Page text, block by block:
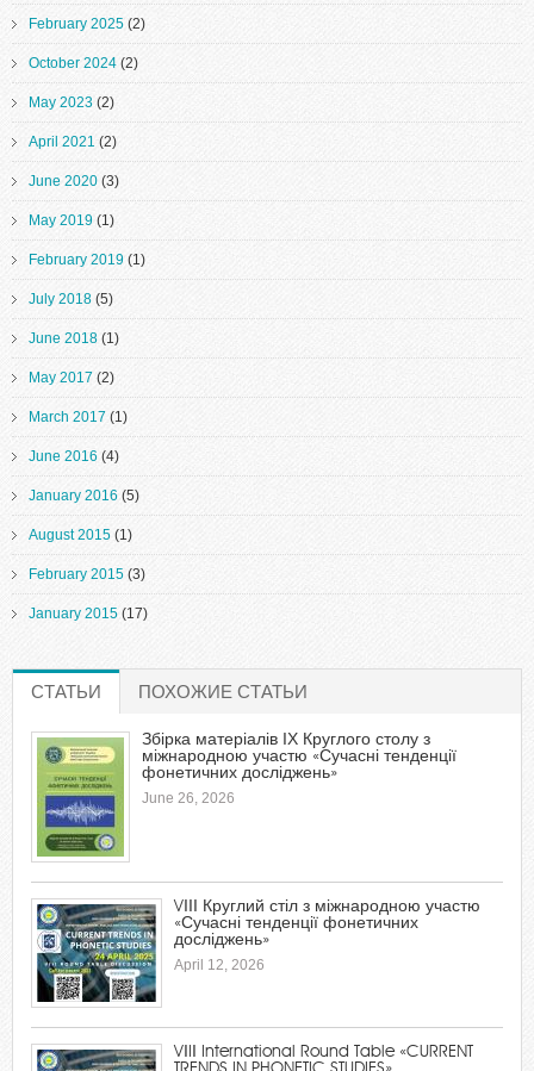
February 2025 (2)
October 2024 (2)
May 2023 (2)
April 2021 (2)
June 2020 (3)
May 2019 (1)
February 2019 (1)
July 2018 (5)
June 2018 (1)
May 2017 (2)
March 2017 (1)
June 2016 (4)
January 2016 (5)
August 2015 (1)
February 2015 (3)
January 2015 (17)
СТАТЬИ (ACTIVE TAB)
ПОХОЖИЕ СТАТЬИ
Збірка матеріалів ІХ Круглого столу з
міжнародною участю «Сучасні тенденції
фонетичних досліджень»
June 26, 2026
VІІІ Круглий стіл з міжнародною участю
«Сучасні тенденції фонетичних
досліджень»
April 12, 2026
VІIІ International Round Table «CURRENT